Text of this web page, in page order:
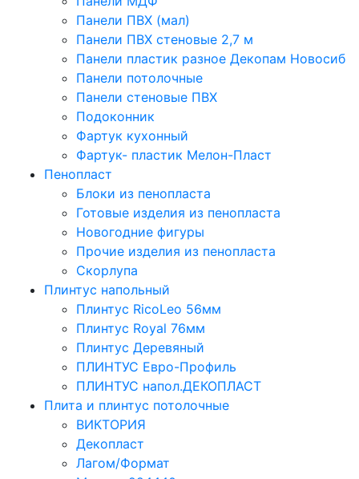
Панели ПВХ (мал)
Панели ПВХ стеновые 2,7 м
Панели пластик разное Декопам Новосиб
Панели потолочные
Панели стеновые ПВХ
Подоконник
Фартук кухонный
Фартук- пластик Мелон-Пласт
Пенопласт
Блоки из пенопласта
Готовые изделия из пенопласта
Новогодние фигуры
Прочие изделия из пенопласта
Скорлупа
Плинтус напольный
Плинтус RicoLeo 56мм
Плинтус Royal 76мм
Плинтус Деревяный
ПЛИНТУС Евро-Профиль
ПЛИНТУС напол.ДЕКОПЛАСТ
Плита и плинтус потолочные
ВИКТОРИЯ
Декопласт
Лагом/Формат